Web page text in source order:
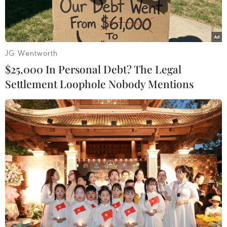
Hiện trường vụ sập công trình xây dựng khách sạn ở New
Orleans. (Nguồn: WVUE)
Ít nhất một người đã thiệt mạng, 2 người mất
tích và hơn 20 người bị thương khi một khách
sạn đang thi công tại thành phố New Orleans,
thuộc bang Louisiana của Mỹ đổ sập ngày 12/10.
JG Wentworth
$25,000 In Personal Debt? The Legal
Settlement Loophole Nobody Mentions